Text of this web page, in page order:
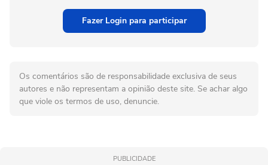
Fazer Login para participar
Os comentários são de responsabilidade exclusiva de seus
autores e não representam a opinião deste site. Se achar algo
que viole os termos de uso, denuncie.
PUBLICIDADE